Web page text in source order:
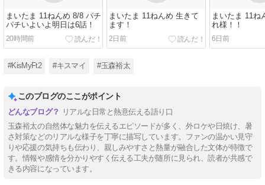
まいたま 11ねんめ 8/8 パチ
パチいよいよ明日は6話！
20時間前
まいたま 11ねんめ 生きて
ます！
2日前
まいたま 11ね
れ様！！
6日前
#KisMyFt2 #キスマイ #玉森裕太
このブログのここがポイント
リアルな日常と熱意伝える語り口
玉森裕太の自然体な魅力を伝えるエピソードが多く、外ロケや日焼け、暑
さ対策などのリアルな様子を丁寧に描写しています。ファンの温かい見守
りや応援の気持ちも伝わり、親しみやすさと熱量が融合した文体が特徴で
す。情報や感情を分かりやすく伝える工夫が随所に見られ、読者が共感で
きる内容になっています。